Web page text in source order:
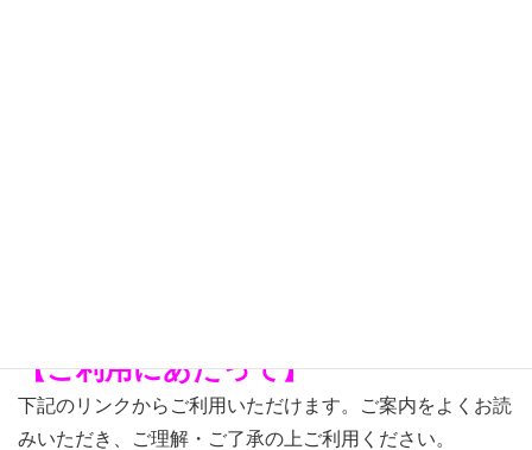
【ご利用にあたって】
下記のリンクからご利用いただけます。ご案内をよくお読
みいただき、ご理解・ご了承の上ご利用ください。